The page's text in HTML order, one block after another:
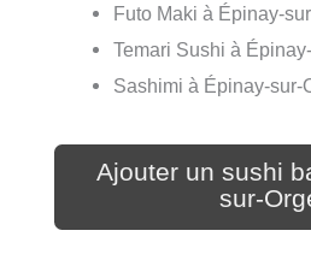
Futo Maki à Épinay-
Temari Sushi à
Sashimi à Épinay-sur-
Ajouter un sushi
sur-